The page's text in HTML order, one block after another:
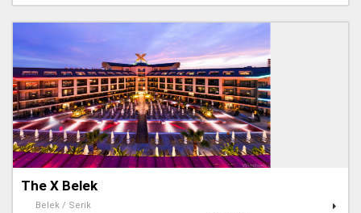
The X Belek
Belek / Serik